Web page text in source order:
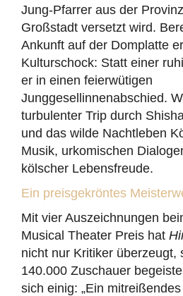
Jung-Pfarrer aus der
Großstadt versetzt wird.
Ankunft auf der Domplatte
Kulturschock: Statt einer
er in einen feierwütigen
Junggesellinnenabschied.
turbulenter Trip durch
und das wilde Nachtleben
Musik, urkomischen
kölscher Lebensfreude.
Ein preisgekröntes
Mit vier Auszeichnungen
Musical Theater Preis hat
nicht nur Kritiker überzeugt,
140.000 Zuschauer
sich einig: „Ein